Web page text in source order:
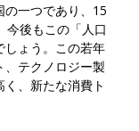
一つであり、 15
今後もこの「人口
しょう。この若年
、テクノロジー製
、新たな消費ト